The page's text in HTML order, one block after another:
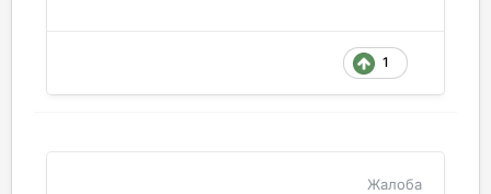
1
Жалоба